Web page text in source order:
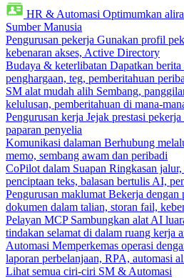
HR & Automasi Optimumkan
Sumber Manusia
Pengurusan pekerja Gunakan profil
kebenaran akses, Active Directory
Budaya & keterlibatan Dapatkan
penghargaan, teg, pemberitahuan
SM alat mudah alih Sembang,
kelulusan, pemberitahuan di mana-
Pengurusan kerja Jejak prestasi
paparan penyelia
Komunikasi dalaman Berhubung
memo, sembang awam dan peribadi
CoPilot dalam Suapan Ringkasan
penciptaan teks, balasan bertulis AI,
Pengurusan maklumat Bekerja dengan
dokumen dalam talian, storan fail,
Pelayan MCP Sambungkan alat AI
tindakan selamat di dalam ruang kerja
Automasi Memperkemas operasi
laporan perbelanjaan, RPA, automasi
Lihat semua ciri-ciri SM & Automasi